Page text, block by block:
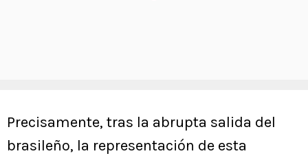
Precisamente, tras la abrupta salida del
brasileño, la representación de esta